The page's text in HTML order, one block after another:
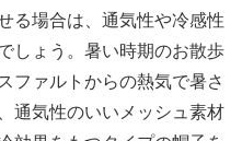
る場合は、通気性や冷感性
しょう。暑い時期のお散歩
ファルトからの熱気で暑さ
通気性のいいメッシュ素材